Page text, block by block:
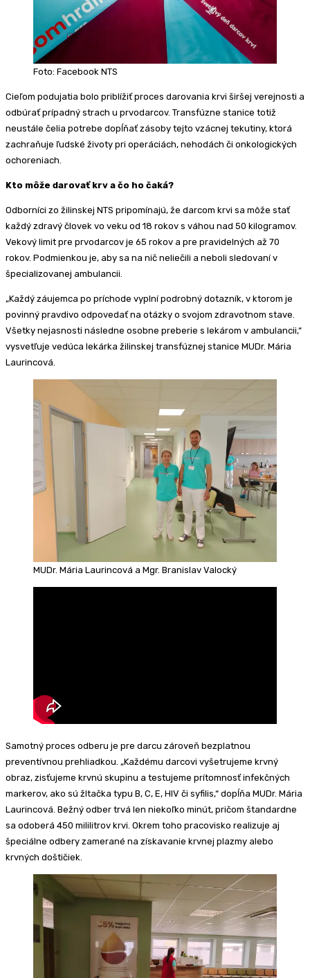
Foto: Facebook NTS
Cieľom podujatia bolo priblížiť proces darovania krvi širšej verejnosti a
odbúrať prípadný strach u prvodarcov. Transfúzne stanice totiž
neustále čelia potrebe dopĺňať zásoby tejto vzácnej tekutiny, ktorá
zachraňuje ľudské životy pri operáciách, nehodách či onkologických
ochoreniach.
Kto môže darovať krv a čo ho čaká?
Odborníci zo žilinskej NTS pripomínajú, že darcom krvi sa môže stať
každý zdravý človek vo veku od 18 rokov s váhou nad 50 kilogramov.
Vekový limit pre prvodarcov je 65 rokov a pre pravidelných až 70
rokov. Podmienkou je, aby sa na nič neliečili a neboli sledovaní v
špecializovanej ambulancii.
„Každý záujemca po príchode vyplní podrobný dotazník, v ktorom je
povinný pravdivo odpovedať na otázky o svojom zdravotnom stave.
Všetky nejasnosti následne osobne preberie s lekárom v ambulancii,“
vysvetľuje vedúca lekárka žilinskej transfúznej stanice MUDr. Mária
Laurincová.
MUDr. Mária Laurincová a Mgr. Branislav Valocký
Samotný proces odberu je pre darcu zároveň bezplatnou
preventívnou prehliadkou. „Každému darcovi vyšetrujeme krvný
obraz, zisťujeme krvnú skupinu a testujeme prítomnosť infekčných
markerov, ako sú žltačka typu B, C, E, HIV či syfilis,“ dopĺňa MUDr. Mária
Laurincová. Bežný odber trvá len niekoľko minút, pričom štandardne
sa odoberá 450 mililitrov krvi. Okrem toho pracovisko realizuje aj
špeciálne odbery zamerané na získavanie krvnej plazmy alebo
krvných doštičiek.